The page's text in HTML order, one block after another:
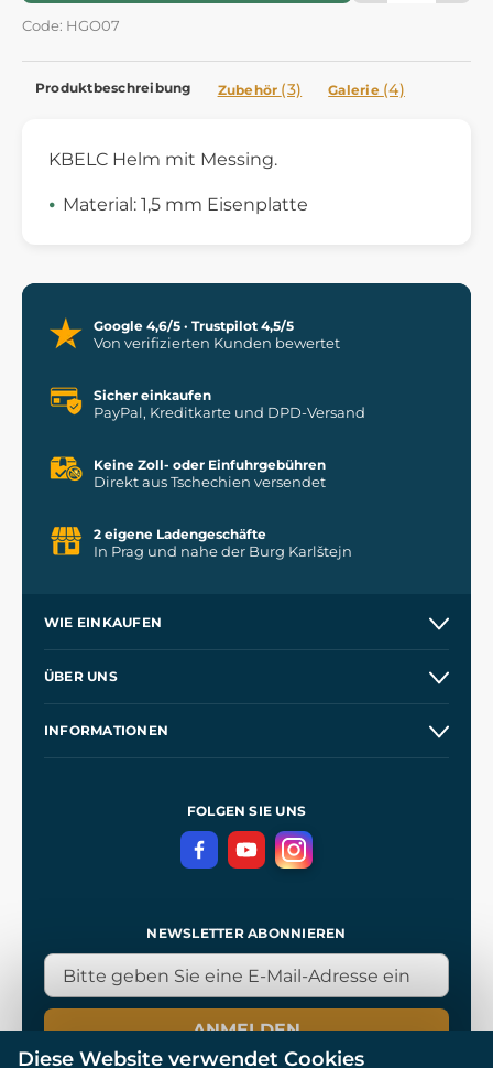
Code: HGO07
Produktbeschreibung Zubehör (3) Galerie (4)
KBELC Helm mit Messing.
Material: 1,5 mm Eisenplatte
Google 4,6/5 · Trustpilot 4,5/5
Von verifizierten Kunden bewertet
Sicher einkaufen
PayPal, Kreditkarte und DPD-Versand
Keine Zoll- oder Einfuhrgebühren
Direkt aus Tschechien versendet
2 eigene Ladengeschäfte
In Prag und nahe der Burg Karlštejn
WIE EINKAUFEN
Kontakt
ÜBER UNS
INFORMATIONEN
DatenschutzerklärungFOLGEN SIE UNS
NEWSLETTER ABONNIEREN
ANMELDEN
Diese Website verwendet Cookies